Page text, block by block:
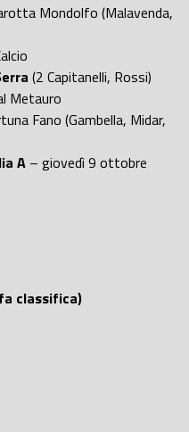
Mondolfo (Malavenda,
(2 Capitanelli, Rossi)
Metauro
Fano (Gambella, Midar,
A – giovedì 9 ottobre
classifica)